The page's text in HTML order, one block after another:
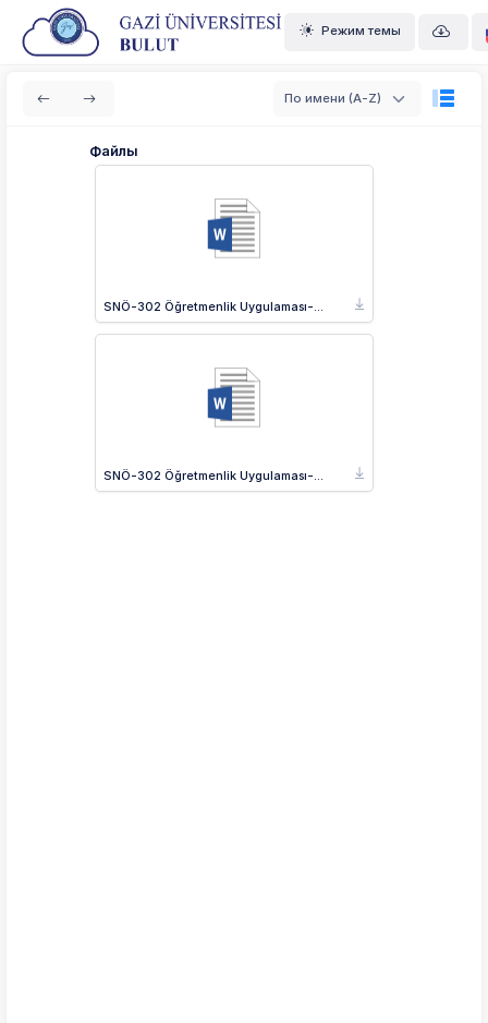
Режим темы
По имени (A-Z)
Файлы
SNÖ-302 Öğretmenlik Uygulaması-II_İngilizce.docx
SNÖ-302 Öğretmenlik Uygulaması-II_Türkçe.docx